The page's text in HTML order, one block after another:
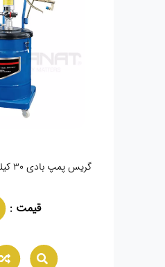
گریس پمپ بادی ۳۰ کیلویی WUFU-5451E
قیمت :